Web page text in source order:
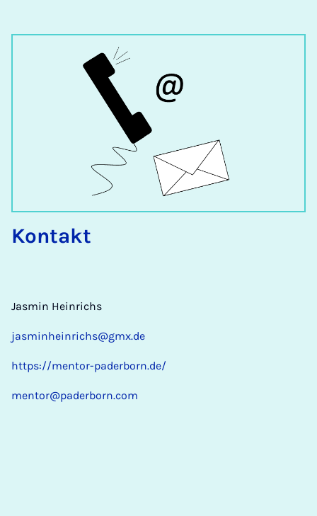
Kontakt
Jasmin Heinrichs
jasminheinrichs@gmx.de
https://mentor-paderborn.de/
mentor@paderborn.com